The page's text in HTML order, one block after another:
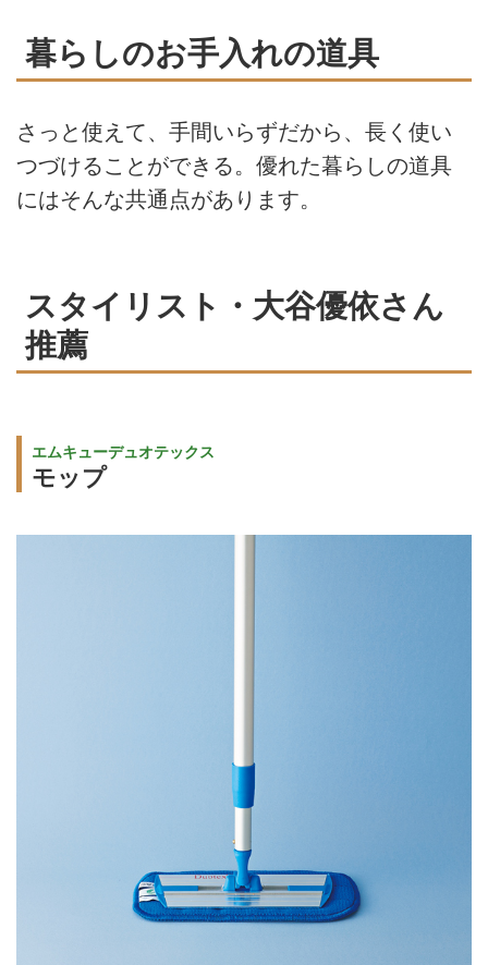
暮らしのお手入れの道具
さっと使えて、手間いらずだから、長く使い
つづけることができる。優れた暮らしの道具
にはそんな共通点があります。
スタイリスト・大谷優依さん
推薦
エムキューデュオテックス
モップ